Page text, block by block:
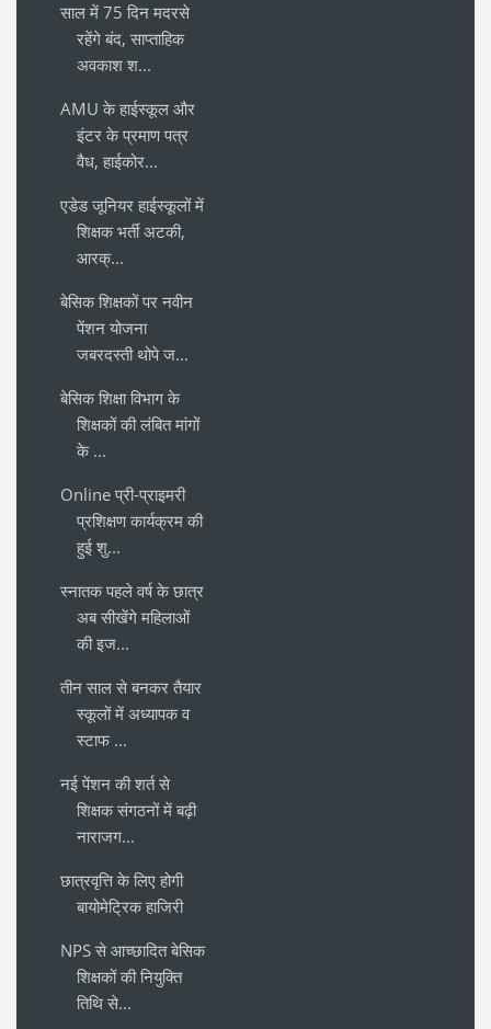
साल में 75 दिन मदरसे
रहेंगे बंद, साप्ताहिक
अवकाश श...
AMU के हाईस्कूल और
इंटर के प्रमाण पत्र
वैध, हाईकोर...
एडेड जूनियर हाईस्कूलों में
शिक्षक भर्ती अटकी,
आरक्...
बेसिक शिक्षकों पर नवीन
पेंशन योजना
जबरदस्ती थोपे ज...
बेसिक शिक्षा विभाग के
शिक्षकों की लंबित मांगों
के ...
Online प्री-प्राइमरी
प्रशिक्षण कार्यक्रम की
हुई शु...
स्नातक पहले वर्ष के छात्र
अब सीखेंगे महिलाओं
की इज...
तीन साल से बनकर तैयार
स्कूलों में अध्यापक व
स्टाफ ...
नई पेंशन की शर्त से
शिक्षक संगठनों में बढ़ी
नाराजग...
छात्रवृत्ति के लिए होगी
बायोमेट्रिक हाजिरी
NPS से आच्छादित बेसिक
शिक्षकों की नियुक्ति
तिथि से...